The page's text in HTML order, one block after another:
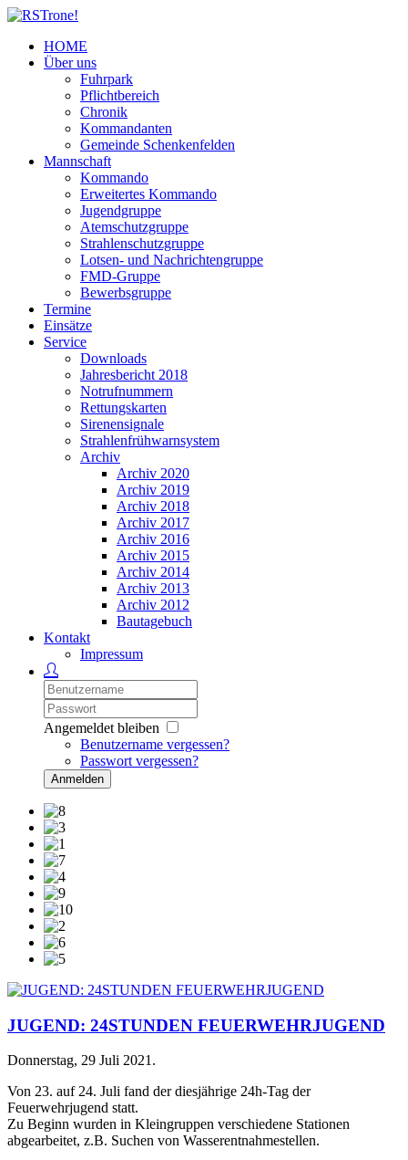
HOME
Über uns
Fuhrpark
Pflichtbereich
Chronik
Kommandanten
Gemeinde Schenkenfelden
Mannschaft
Kommando
Erweitertes Kommando
Jugendgruppe
Atemschutzgruppe
Strahlenschutzgruppe
Lotsen- und Nachrichtengruppe
FMD-Gruppe
Bewerbsgruppe
Termine
Einsätze
Service
Downloads
Jahresbericht 2018
Notrufnummern
Rettungskarten
Sirenensignale
Strahlenfrühwarnsystem
Archiv
Archiv 2020
Archiv 2019
Archiv 2018
Archiv 2017
Archiv 2016
Archiv 2015
Archiv 2014
Archiv 2013
Archiv 2012
Bautagebuch
Kontakt
Impressum
Angemeldet bleiben
Benutzername vergessen?
Passwort vergessen?
Anmelden
JUGEND: 24STUNDEN FEUERWEHRJUGEND
Donnerstag, 29 Juli 2021.
Von 23. auf 24. Juli fand der diesjährige 24h-Tag der
Feuerwehrjugend statt.
Zu Beginn wurden in Kleingruppen verschiedene Stationen
abgearbeitet, z.B. Suchen von Wasserentnahmestellen.